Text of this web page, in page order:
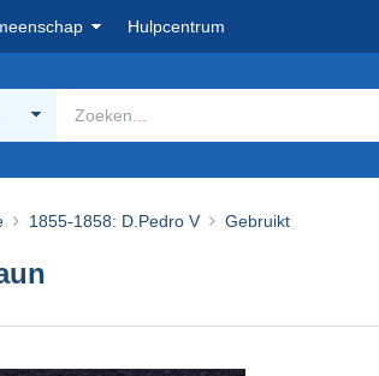
Hulpcentrum
1855-1858: D.Pedro V Gebruikt